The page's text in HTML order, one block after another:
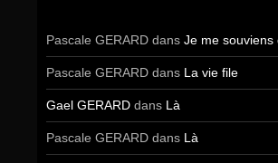
Pascale GERARD dans Je me souviens
Pascale GERARD dans La vie file
Gael GERARD dans Là
Pascale GERARD dans Là